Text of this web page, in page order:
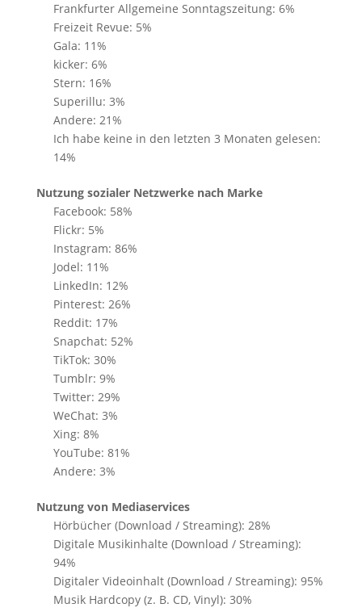
Frankfurter Allgemeine Sonntagszeitung: 6%
Freizeit Revue: 5%
Gala: 11%
kicker: 6%
Stern: 16%
Superillu: 3%
Andere: 21%
Ich habe keine in den letzten 3 Monaten gelesen:
14%
Nutzung sozialer Netzwerke nach Marke
Facebook: 58%
Flickr: 5%
Instagram: 86%
Jodel: 11%
LinkedIn: 12%
Pinterest: 26%
Reddit: 17%
Snapchat: 52%
TikTok: 30%
Tumblr: 9%
Twitter: 29%
WeChat: 3%
Xing: 8%
YouTube: 81%
Andere: 3%
Nutzung von Mediaservices
Hörbücher (Download / Streaming): 28%
Digitale Musikinhalte (Download / Streaming):
94%
Digitaler Videoinhalt (Download / Streaming): 95%
Musik Hardcopy (z. B. CD, Vinyl): 30%